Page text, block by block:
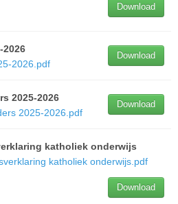
Download
2026
2026.pdf
Download
2025-2026
2025-2026.pdf
Download
katholiek onderwijs
katholiek onderwijs.pdf
Download